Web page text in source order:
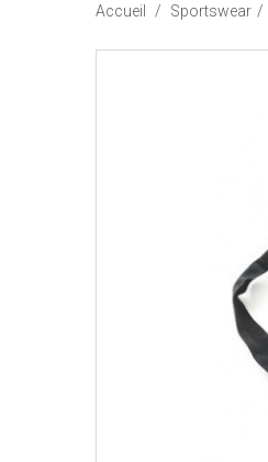
Accueil / Sportswear /